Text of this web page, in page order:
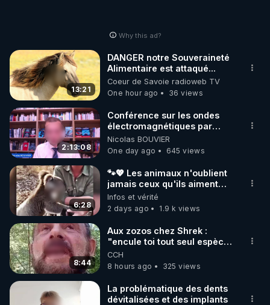
Why this ad?
13:21
DANGER notre Souveraineté
Alimentaire est attaqué...
Coeur de Savoie radioweb TV
One hour ago
36 views
2:13:08
Conférence sur les ondes
électromagnétiques par
Grégoire Caustru et Bart de
Wever !
Nicolas BOUVIER
One day ago
645 views
6:28
🐾💖 Les animaux n'oublient
jamais ceux qu'ils aiment…
🥹❤️
Infos et vérité
2 days ago
1.9 k views
8:44
Aux zozos chez Shrek :
"encule toi tout seul espèce
de mal polish"
CCH
8 hours ago
325 views
La problématique des dents
dévitalisées et des implants